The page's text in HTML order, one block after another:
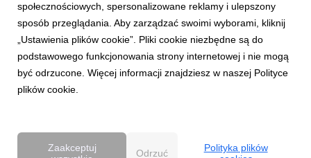
Zmiany w Amplifi. Mariusz Kukwa Chief
Investment Officerem
1 kwietnia 2026
Mariusz Kukwa objął rolę Chief Investment Officera w dentsu
Polska. Stojąc na czele zespołu Amplifi odpowiada za
integrację kompetencji inwestycyjnych i zakupowych oraz
społecznościowych, spersonalizowane reklamy i ulepszony
sposób przeglądania. Aby zarządzać swoimi wyborami, kliknij
„Ustawienia plików cookie”. Pliki cookie niezbędne są do
podstawowego funkcjonowania strony internetowej i nie mogą
być odrzucone. Więcej informacji znajdziesz w naszej Polityce
plików cookie.
Zaakceptuj
Odrzuć
Polityka plików